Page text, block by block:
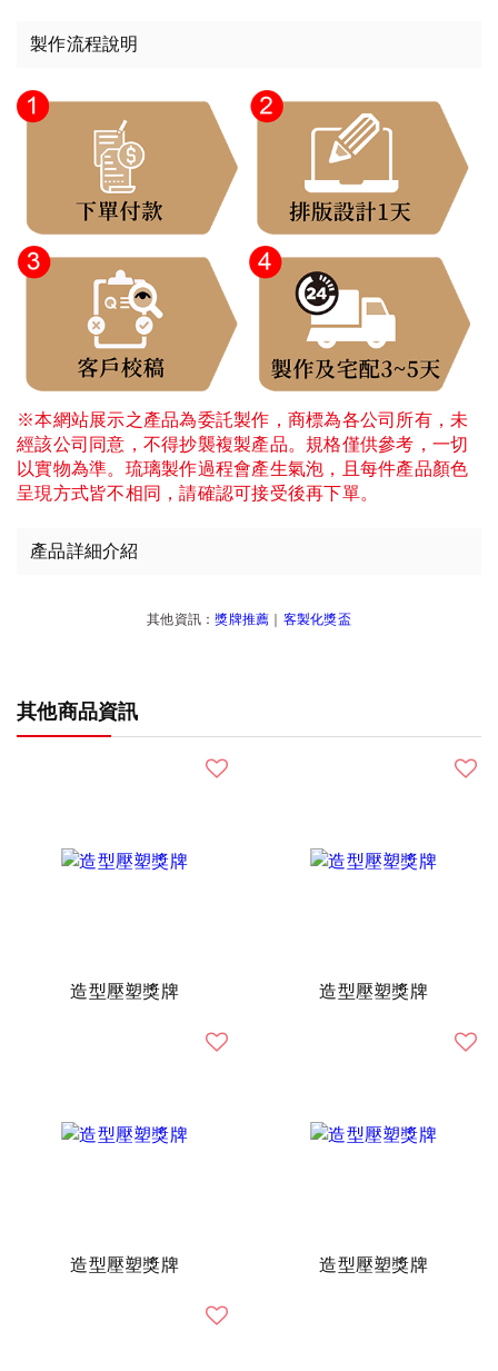
製作流程說明
※本網站展示之產品為委託製作，商標為各公司所有，未
經該公司同意，不得抄襲複製產品。規格僅供參考，一切
以實物為準。琉璃製作過程會產生氣泡，且每件產品顏色
呈現方式皆不相同，請確認可接受後再下單。
產品詳細介紹
其他資訊：獎牌推薦 客製化獎盃
其他商品資訊
造型壓塑獎牌 造型壓塑獎牌
造型壓塑獎牌 造型壓塑獎牌